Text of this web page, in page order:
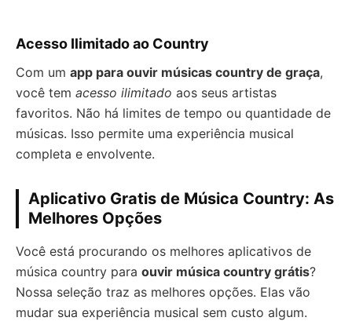
Acesso Ilimitado ao Country
Com um app para ouvir músicas country de graça,
você tem acesso ilimitado aos seus artistas
favoritos. Não há limites de tempo ou quantidade de
músicas. Isso permite uma experiência musical
completa e envolvente.
Aplicativo Gratis de Música Country: As
Melhores Opções
Você está procurando os melhores aplicativos de
música country para ouvir música country grátis?
Nossa seleção traz as melhores opções. Elas vão
mudar sua experiência musical sem custo algum.